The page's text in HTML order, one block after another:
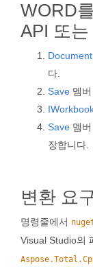
WORD
API 또
Document
다.
Save 멤
Save 멤
장합니다.
변환 요
명령줄에서
Visual Studio의